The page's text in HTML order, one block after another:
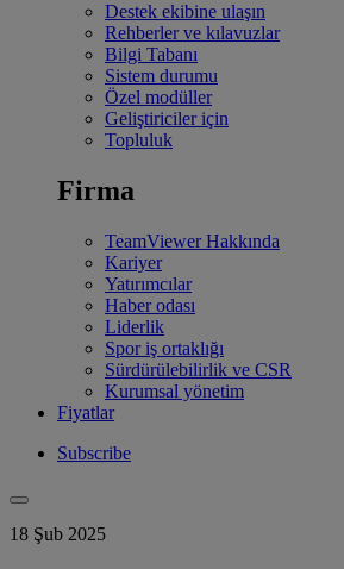
Destek ekibine ulaşın
Rehberler ve kılavuzlar
Bilgi Tabanı
Sistem durumu
Özel modüller
Geliştiriciler için
Topluluk
Firma
TeamViewer Hakkında
Kariyer
Yatırımcılar
Haber odası
Liderlik
Spor iş ortaklığı
Sürdürülebilirlik ve CSR
Kurumsal yönetim
Fiyatlar
Subscribe
18 Şub 2025